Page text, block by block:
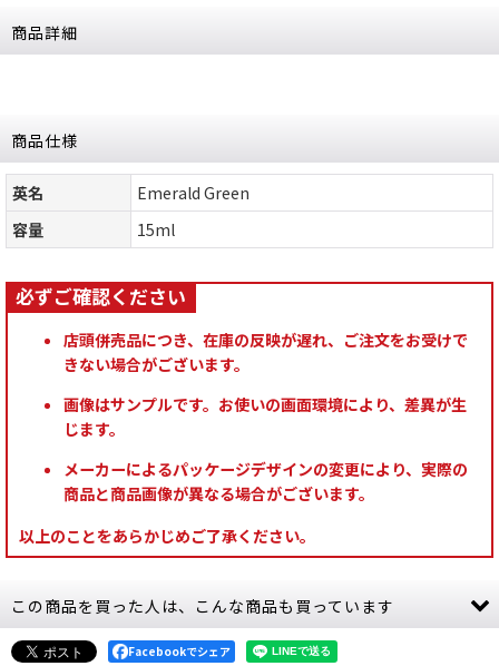
商品詳細
商品仕様
英名
Emerald Green
容量
15ml
店頭併売品につき、在庫の反映が遅れ、ご注文をお受けで
きない場合がございます。
画像はサンプルです。お使いの画面環境により、差異が生
じます。
メーカーによるパッケージデザインの変更により、実際の
商品と商品画像が異なる場合がございます。
以上のことをあらかじめご了承ください。
この商品を買った人は、こんな商品も買っています
Facebookでシェア